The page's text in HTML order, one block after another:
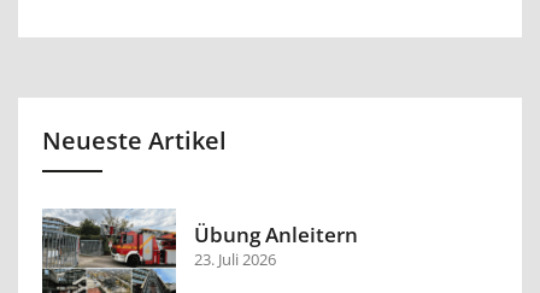
Neueste Artikel
Übung Anleitern
23. Juli 2026